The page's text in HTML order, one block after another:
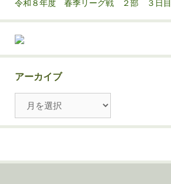
令和８年度 春季リーグ戦 ２部 ３日目
アーカイブ
カ